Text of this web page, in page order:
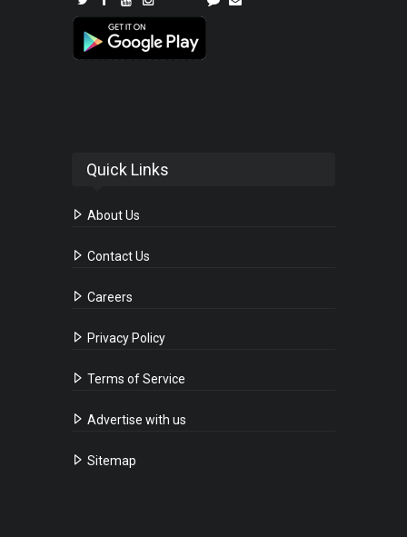
Quick Links
About Us
Contact Us
Careers
Privacy Policy
Terms of Service
Advertise with us
Sitemap